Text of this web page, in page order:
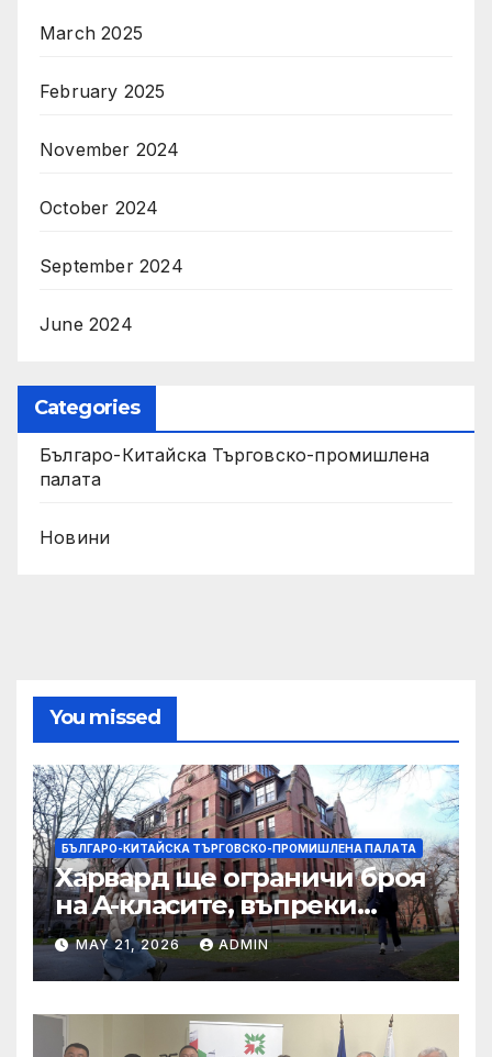
March 2025
February 2025
November 2024
October 2024
September 2024
June 2024
Categories
Българо-Китайска Търговско-промишлена
палaта
Новини
You missed
БЪЛГАРО-КИТАЙСКА ТЪРГОВСКО-ПРОМИШЛЕНА ПАЛAТА
Харвард ще ограничи броя
на A-класите, въпреки
силната съпротива на
студентите
MAY 21, 2026 ADMIN